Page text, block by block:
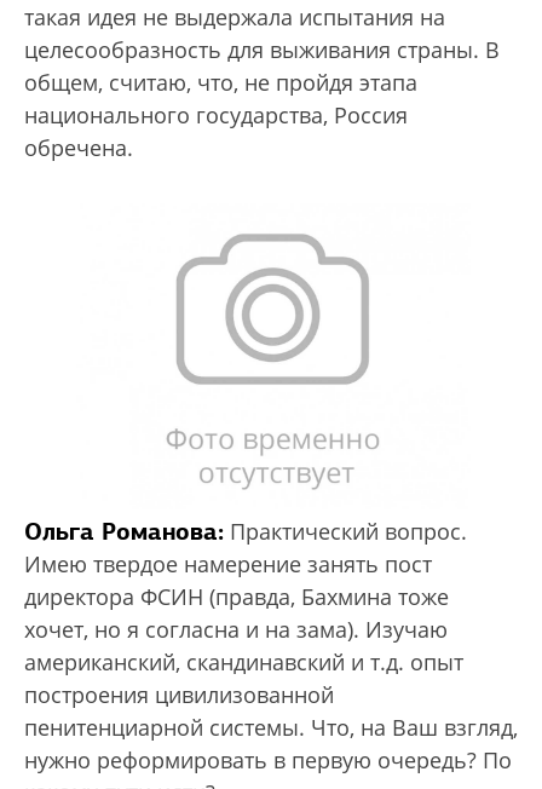
такая идея не выдержала испытания на
целесообразность для выживания страны. В
общем, считаю, что, не пройдя этапа
национального государства, Россия
обречена.
Ольга Романова: Практический вопрос.
Имею твердое намерение занять пост
директора ФСИН (правда, Бахмина тоже
хочет, но я согласна и на зама). Изучаю
американский, скандинавский и т.д. опыт
построения цивилизованной
пенитенциарной системы. Что, на Ваш взгляд,
нужно реформировать в первую очередь? По